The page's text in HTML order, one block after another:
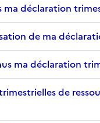
ma déclaration
de ma
ma déclaration
de